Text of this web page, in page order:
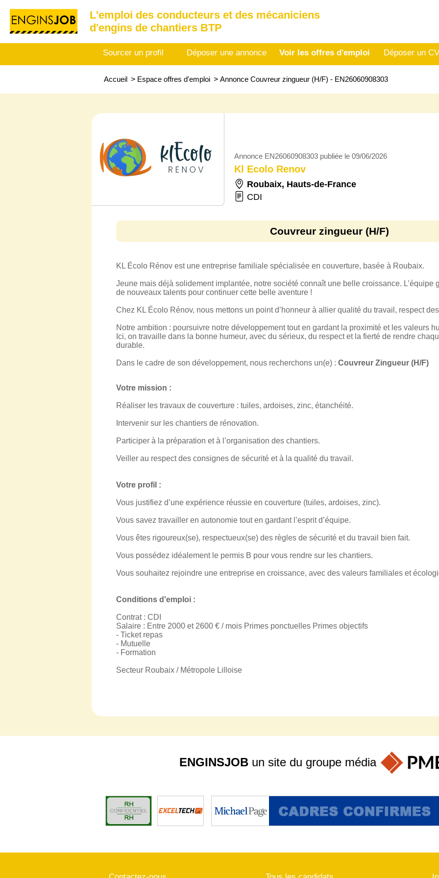
L'emploi des conducteurs et des mécaniciens
d'engins de chantiers BTP
Sourcer un profil Déposer une annonce Voir les offres d'emploi Déposer un CV
Accueil > Espace offres d'emploi > Annonce Couvreur zingueur (H/F) - EN26060908303
Annonce EN26060908303 publiée le 09/06/2026
Kl Ecolo Renov
Roubaix, Hauts-de-France
CDI
Couvreur zingueur (H/F)
KL Écolo Rénov est une entreprise familiale spécialisée en couverture, basée à Roubaix.
Jeune mais déjà solidement implantée, notre société connaît une belle croissance. L’équipe
de nouveaux talents pour continuer cette belle aventure !
Chez KL Écolo Rénov, nous mettons un point d’honneur à allier qualité du travail, respect
Notre ambition : poursuivre notre développement tout en gardant la proximité et les valeurs
Ici, on travaille dans la bonne humeur, avec du sérieux, du respect et la fierté de rendre
durable.
Dans le cadre de son développement, nous recherchons un(e) : Couvreur Zingueur (H/F)
Votre mission :
Réaliser les travaux de couverture : tuiles, ardoises, zinc, étanchéité.
Intervenir sur les chantiers de rénovation.
Participer à la préparation et à l’organisation des chantiers.
Veiller au respect des consignes de sécurité et à la qualité du travail.
Votre profil :
Vous justifiez d’une expérience réussie en couverture (tuiles, ardoises, zinc).
Vous savez travailler en autonomie tout en gardant l’esprit d’équipe.
Vous êtes rigoureux(se), respectueux(se) des règles de sécurité et du travail bien fait.
Vous possédez idéalement le permis B pour vous rendre sur les chantiers.
Vous souhaitez rejoindre une entreprise en croissance, avec des valeurs familiales et
Conditions d'emploi :
Contrat : CDI
Salaire : Entre 2000 et 2600 € / mois Primes ponctuelles Primes objectifs
- Ticket repas
- Mutuelle
- Formation
Secteur Roubaix / Métropole Lilloise
ENGINSJOB un site du groupe média